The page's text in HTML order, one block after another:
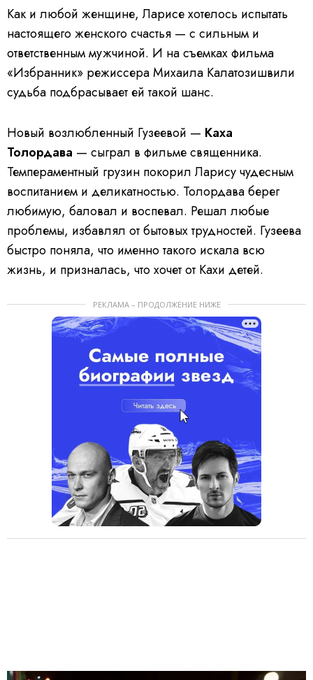
Как и любой женщине, Ларисе хотелось испытать
настоящего женского счастья — с сильным и
ответственным мужчиной. И на съемках фильма
«Избранник» режиссера Михаила Калатозишвили
судьба подбрасывает ей такой шанс.
Новый возлюбленный Гузеевой — Каха
Толордава — сыграл в фильме священника.
Темпераментный грузин покорил Ларису чудесным
воспитанием и деликатностью. Толордава берег
любимую, баловал и воспевал. Решал любые
проблемы, избавлял от бытовых трудностей. Гузеева
быстро поняла, что именно такого искала всю
жизнь, и призналась, что хочет от Кахи детей.
РЕКЛАМА – ПРОДОЛЖЕНИЕ НИЖЕ